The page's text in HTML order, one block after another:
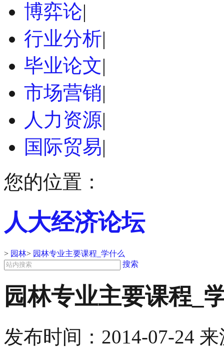
博弈论|
行业分析|
毕业论文|
市场营销|
人力资源|
国际贸易|
您的位置：
人大经济论坛
> 园林> 园林专业主要课程_学什么
搜索
园林专业主要课程_
发布时间： 2014-07-24 来